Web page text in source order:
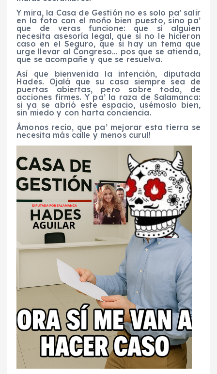
Y mira, la Casa de Gestión no es solo pa’ salir
en la foto con el moño bien puesto, sino pa’
que de veras funcione: que si alguien
necesita asesoría legal, que si no le hicieron
caso en el Seguro, que si hay un tema que
urge llevar al Congreso… pos que se atienda,
que se acompañe y que se resuelva.
Así que bienvenida la intención, diputada
Hades. Ojalá que su casa siempre sea de
puertas abiertas, pero sobre todo, de
acciones firmes. Y pa’ la raza de Salamanca:
si ya se abrió este espacio, usémoslo bien,
sin miedo y con harta conciencia.
Ámonos recio, que pa’ mejorar esta tierra se
necesita más calle y menos curul!